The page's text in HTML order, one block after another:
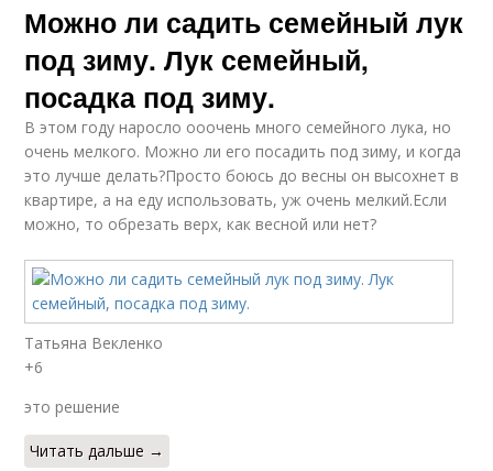
Можно ли садить семейный лук
под зиму. Лук семейный,
посадка под зиму.
В этом году наросло ооочень много семейного лука, но
очень мелкого. Можно ли его посадить под зиму, и когда
это лучше делать?Просто боюсь до весны он высохнет в
квартире, а на еду использовать, уж очень мелкий.Если
можно, то обрезать верх, как весной или нет?
Татьяна Векленко
+6
это решение
Читать дальше →